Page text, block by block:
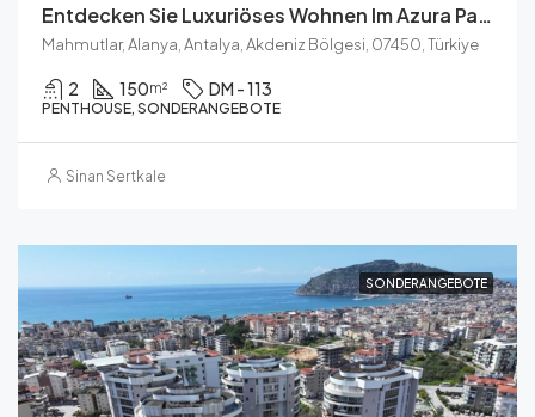
Entdecken Sie Luxuriöses Wohnen Im Azura Park Von Alanya
Mahmutlar, Alanya, Antalya, Akdeniz Bölgesi, 07450, Türkiye
2 150m² DM - 113
PENTHOUSE, SONDERANGEBOTE
Sinan Sertkale
SONDERANGEBOTE